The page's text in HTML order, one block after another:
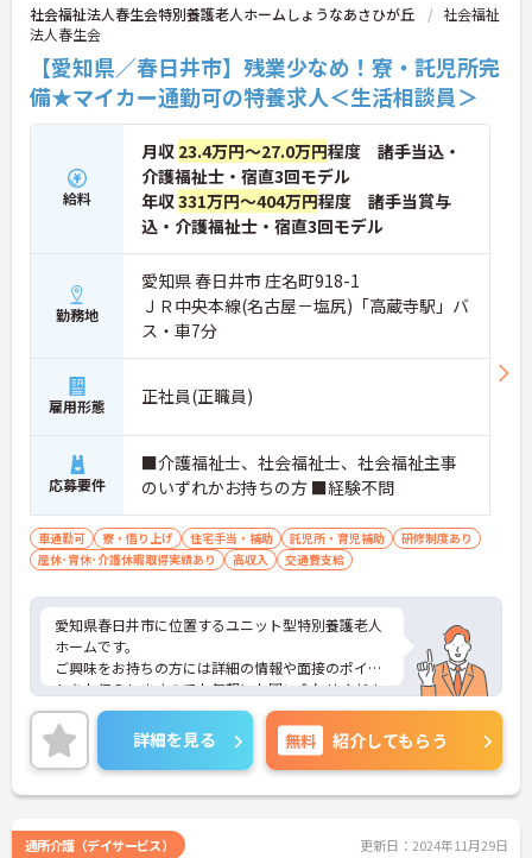
社会福祉法人春生会特別養護老人ホームしょうなあさひが丘
社会福祉
法人春生会
【愛知県／春日井市】残業少なめ！寮・託児所完
備★マイカー通勤可の特養求人＜生活相談員＞
給料
月収 23.4万円～27.0万円程度 諸手当込・
介護福祉士・宿直3回モデル
年収331万円～404万円程度 諸手当賞与
込・介護福祉士・宿直3回モデル
勤務地
愛知県 春日井市 庄名町918-1
ＪＲ中央本線(名古屋－塩尻)「高蔵寺駅」バ
ス・車7分
雇用形態 正社員(正職員)
応募要件
■介護福祉士、社会福祉士、社会福祉主事
のいずれかお持ちの方 ■経験不問
車通勤可 寮・借り上げ 住宅手当・補助 託児所・育児補助
研修制度あり
産休･育休･介護休暇取得実績あり
高収入 交通費支給
愛知県春日井市に位置するユニット型特別養護老人
ホームです。
ご興味をお持ちの方には詳細の情報や面接のポイン
トをお伝えしますのでお気軽にお問い合わせくださ
いませ。
詳細を見る 無料 紹介してもらう
通所介護（デイサービス） 更新日：2024年11月29日